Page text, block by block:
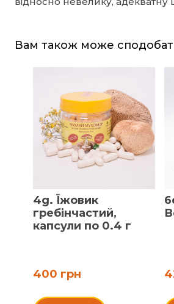
Вам також може
4g. Їжовик
гребінчастий,
капсули по 0.4 г
400 грн